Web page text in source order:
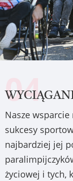
04
Nasze
sukcesy
najbardziej jej
życiowej i tych,